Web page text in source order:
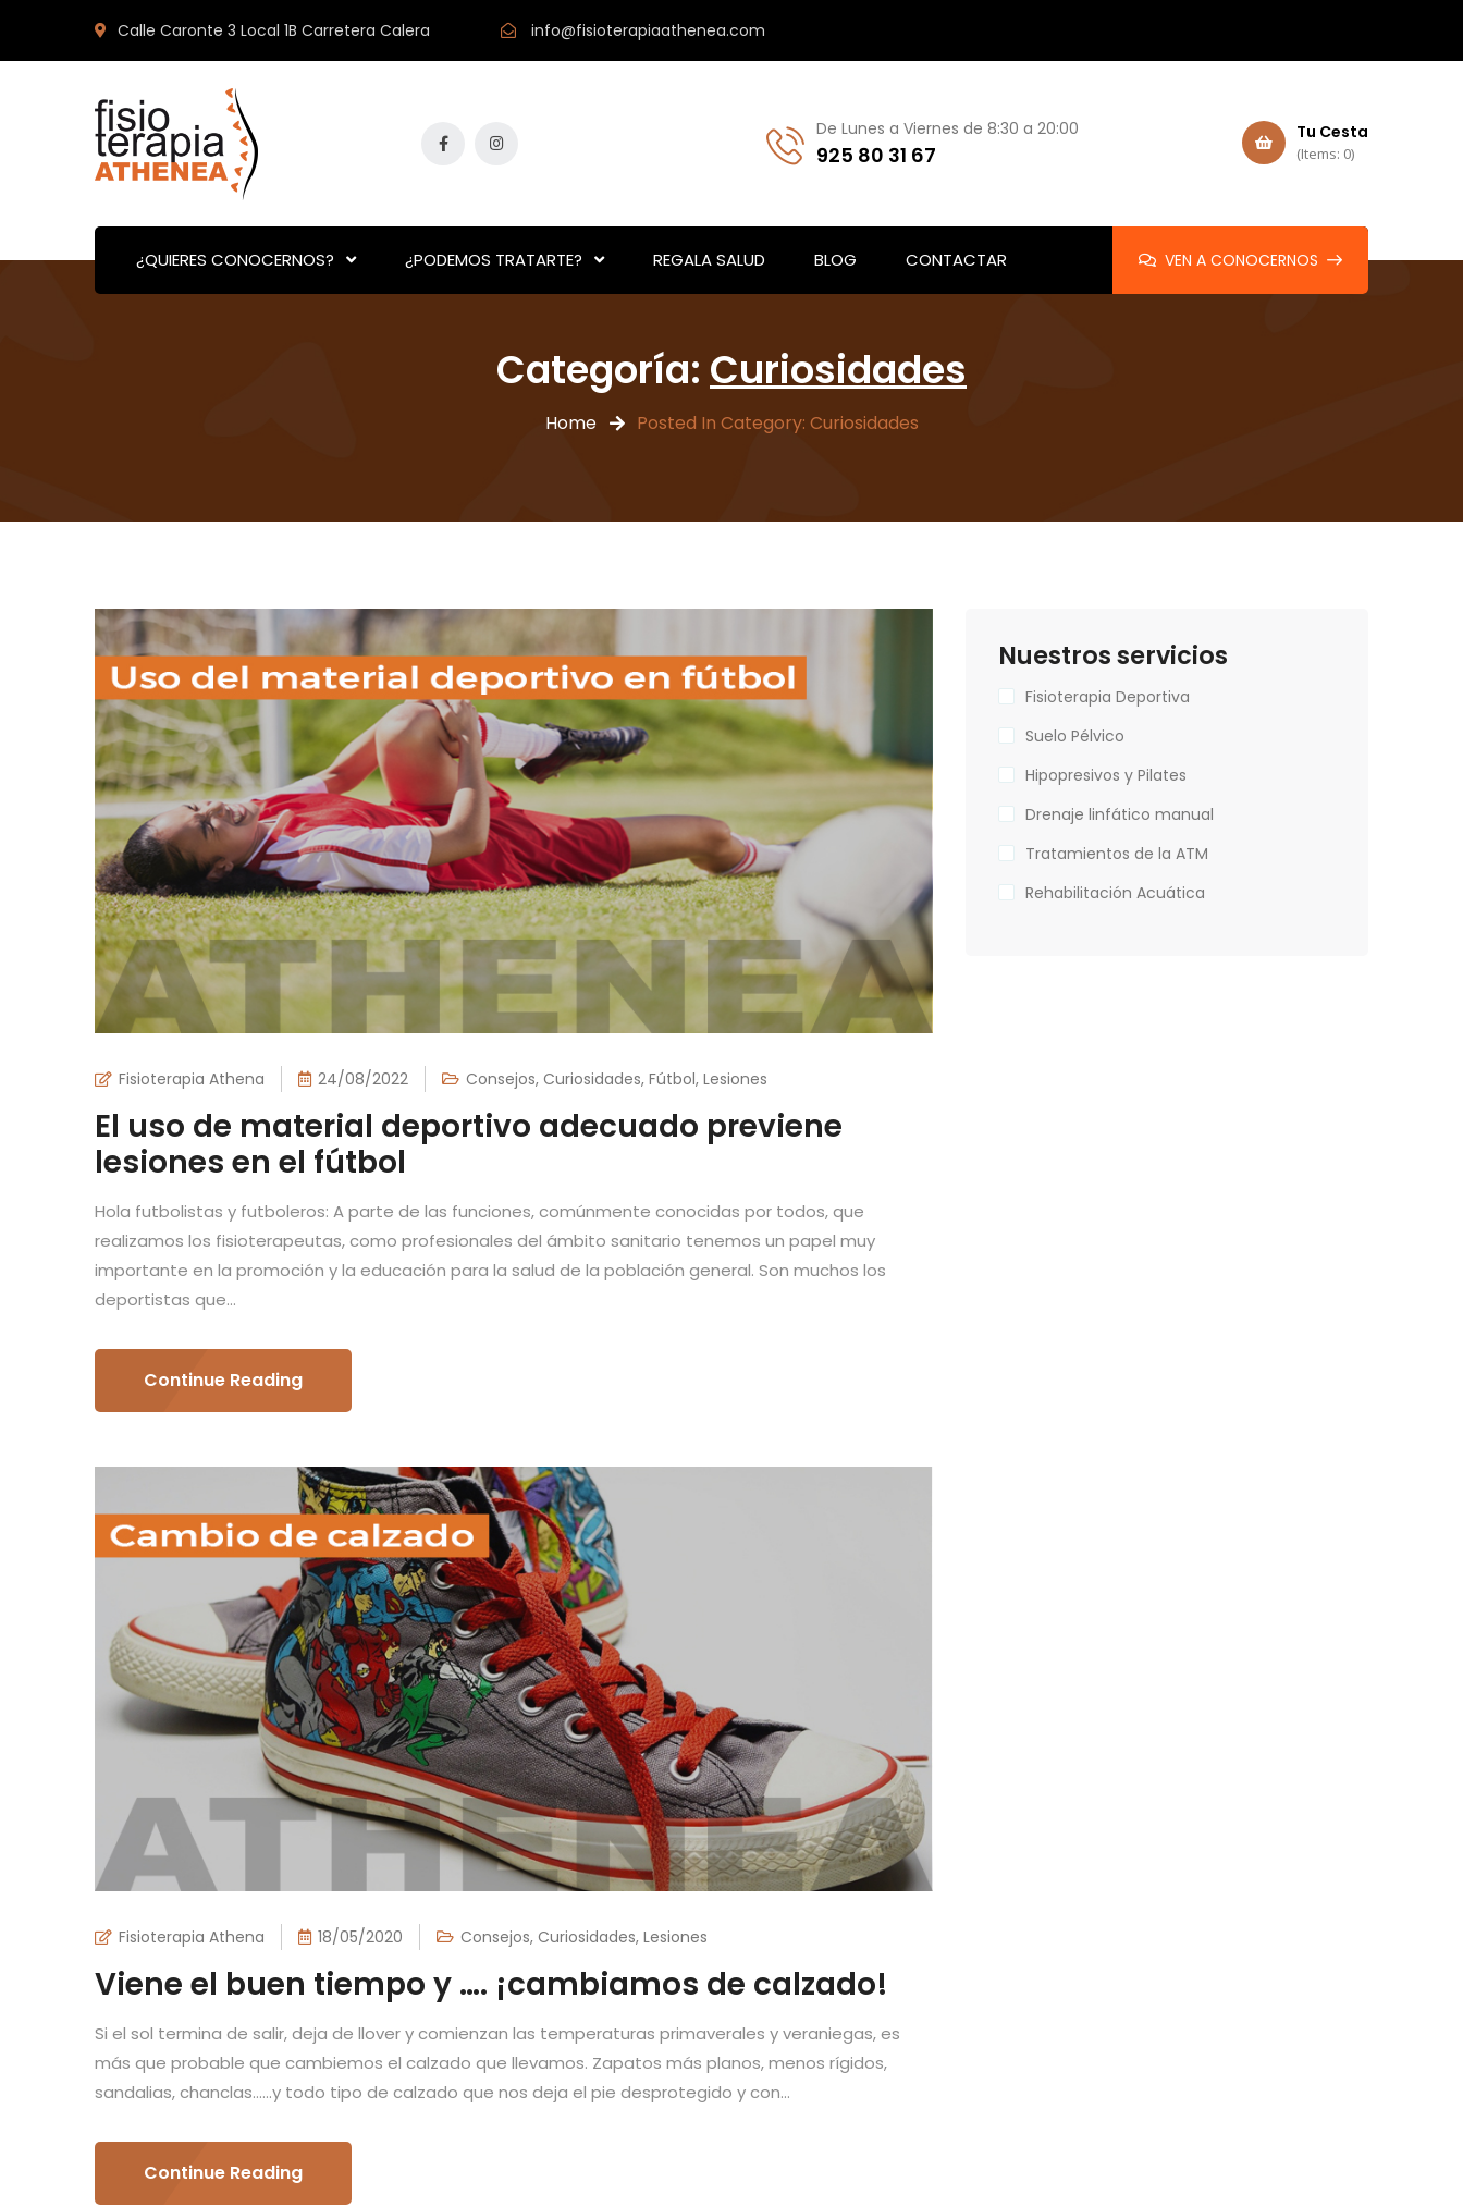
Calle Caronte 3 Local 1B Carretera Calera info@fisioterapiaathenea.com
De Lunes a Viernes de 8:30 a 20:00
925 80 31 67
Tu Cesta
(Items: 0)
¿QUIERES CONOCERNOS? ¿PODEMOS TRATARTE? REGALA SALUD BLOG CONTACTAR VEN A CONOCERNOS
Categoría: Curiosidades
Home Posted In Category: Curiosidades
Fisioterapia Athena 24/08/2022 Consejos, Curiosidades, Fútbol, Lesiones
El uso de material deportivo adecuado previene
lesiones en el fútbol
Hola futbolistas y futboleros: A parte de las funciones, comúnmente conocidas por todos, que
realizamos los fisioterapeutas, como profesionales del ámbito sanitario tenemos un papel muy
importante en la promoción y la educación para la salud de la población general. Son muchos los
deportistas que...
Continue Reading
Fisioterapia Athena 18/05/2020 Consejos, Curiosidades, Lesiones
Viene el buen tiempo y …. ¡cambiamos de calzado!
Si el sol termina de salir, deja de llover y comienzan las temperaturas primaverales y veraniegas, es
más que probable que cambiemos el calzado que llevamos. Zapatos más planos, menos rígidos,
sandalias, chanclas……y todo tipo de calzado que nos deja el pie desprotegido y con...
Continue Reading
Nuestros servicios
Fisioterapia Deportiva
Suelo Pélvico
Hipopresivos y Pilates
Drenaje linfático manual
Tratamientos de la ATM
Rehabilitación Acuática